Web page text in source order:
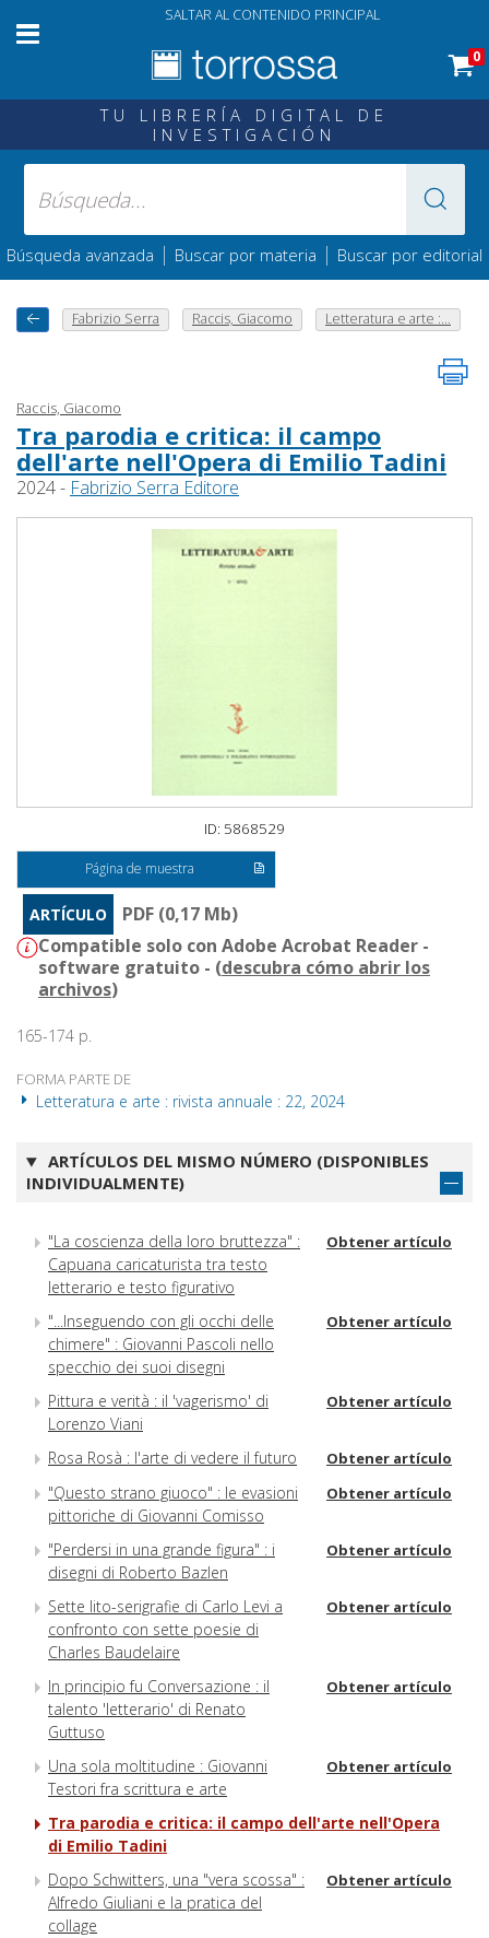
SALTAR AL CONTENIDO PRINCIPAL
0
TU LIBRERÍA DIGITAL DE
INVESTIGACIÓN
Búsqueda avanzada | Buscar por materia | Buscar por editorial
Fabrizio Serra Raccis, Giacomo Letteratura e arte :...
Raccis, Giacomo
Tra parodia e critica: il campo
dell'arte nell'Opera di Emilio Tadini
2024 - Fabrizio Serra Editore
ID: 5868529
Página de muestra
ARTÍCULO
PDF (0,17 Mb)
Compatible solo con Adobe Acrobat Reader -
software gratuito - (descubra cómo abrir los
archivos)
165-174 p.
FORMA PARTE DE
Letteratura e arte : rivista annuale : 22, 2024
ARTÍCULOS DEL MISMO NÚMERO (DISPONIBLES
INDIVIDUALMENTE)
"La coscienza della loro bruttezza" :
Capuana caricaturista tra testo
letterario e testo figurativo
Obtener artículo
"...Inseguendo con gli occhi delle
chimere" : Giovanni Pascoli nello
specchio dei suoi disegni
Obtener artículo
Pittura e verità : il 'vagerismo' di
Lorenzo Viani
Obtener artículo
Rosa Rosà : l'arte di vedere il futuro Obtener artículo
"Questo strano giuoco" : le evasioni
pittoriche di Giovanni Comisso
Obtener artículo
"Perdersi in una grande figura" : i
disegni di Roberto Bazlen
Obtener artículo
Sette lito-serigrafie di Carlo Levi a
confronto con sette poesie di
Charles Baudelaire
Obtener artículo
In principio fu Conversazione : il
talento 'letterario' di Renato
Guttuso
Obtener artículo
Una sola moltitudine : Giovanni
Testori fra scrittura e arte
Obtener artículo
Tra parodia e critica: il campo dell'arte nell'Opera
di Emilio Tadini
Dopo Schwitters, una "vera scossa" :
Alfredo Giuliani e la pratica del
collage
Obtener artículo